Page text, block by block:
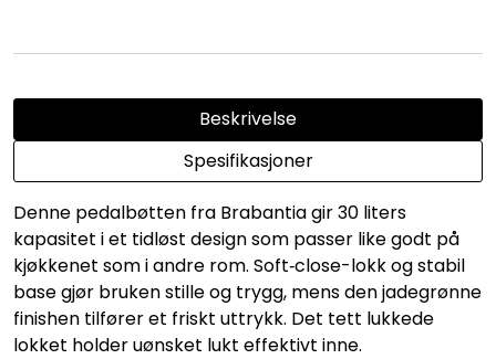
Beskrivelse
Spesifikasjoner
Denne pedalbøtten fra Brabantia gir 30 liters
kapasitet i et tidløst design som passer like godt på
kjøkkenet som i andre rom. Soft‑close-lokk og stabil
base gjør bruken stille og trygg, mens den jadegrønne
finishen tilfører et friskt uttrykk. Det tett lukkede
lokket holder uønsket lukt effektivt inne.